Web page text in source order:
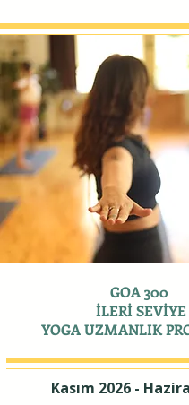
GOA 300
İLERİ SEVİYE
YOGA UZMANLIK
Kasım 2026 -